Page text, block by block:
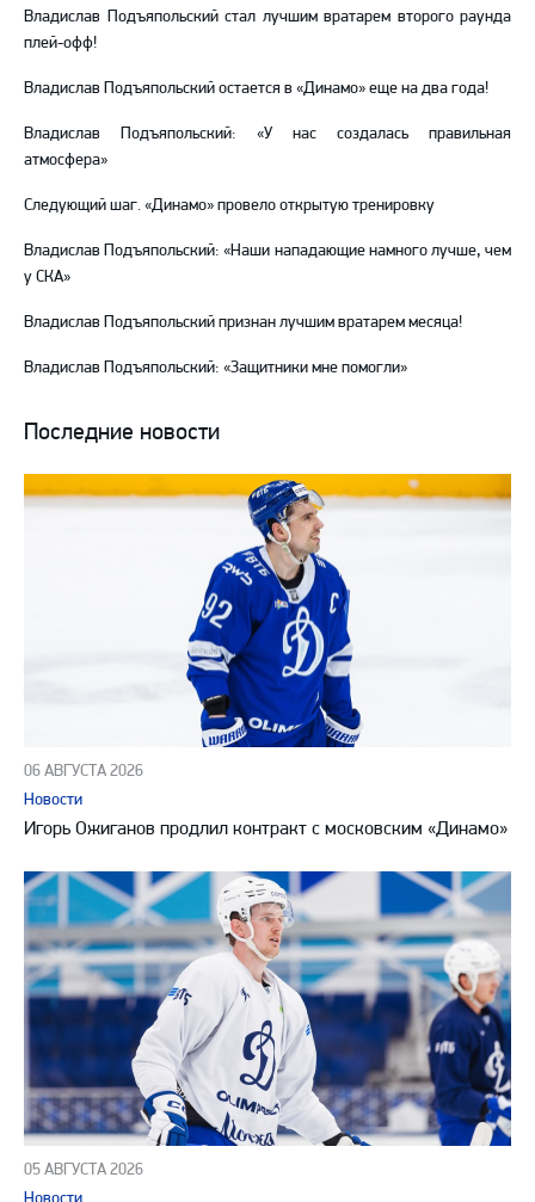
Владислав Подъяпольский стал лучшим вратарем второго раунда
плей-офф!
Владислав Подъяпольский остается в «Динамо» еще на два года!
Владислав Подъяпольский: «У нас создалась правильная
атмосфера»
Следующий шаг. «Динамо» провело открытую тренировку
Владислав Подъяпольский: «Наши нападающие намного лучше, чем
у СКА»
Владислав Подъяпольский признан лучшим вратарем месяца!
Владислав Подъяпольский: «Защитники мне помогли»
Последние новости
06 АВГУСТА 2026
Новости
Игорь Ожиганов продлил контракт с московским «Динамо»
05 АВГУСТА 2026
Новости